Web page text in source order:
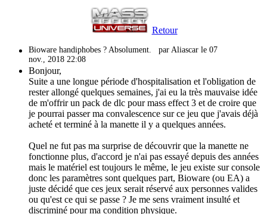
Retour
Bioware handiphobes ? Absolument. par Aliascar le 07
nov., 2018 22:08
Bonjour,
Suite a une longue période d'hospitalisation et l'obligation de
rester allongé quelques semaines, j'ai eu la très mauvaise idée
de m'offrir un pack de dlc pour mass effect 3 et de croire que
je pourrai passer ma convalescence sur ce jeu que j'avais déjà
acheté et terminé à la manette il y a quelques années.
Quel ne fut pas ma surprise de découvrir que la manette ne
fonctionne plus, d'accord je n'ai pas essayé depuis des années
mais le matériel est toujours le même, le jeu existe sur console
donc les paramètres sont quelques part, Bioware (ou EA) a
juste décidé que ces jeux serait réservé aux personnes valides
ou qu'est ce qui se passe ? Je me sens vraiment insulté et
discriminé pour ma condition physique.